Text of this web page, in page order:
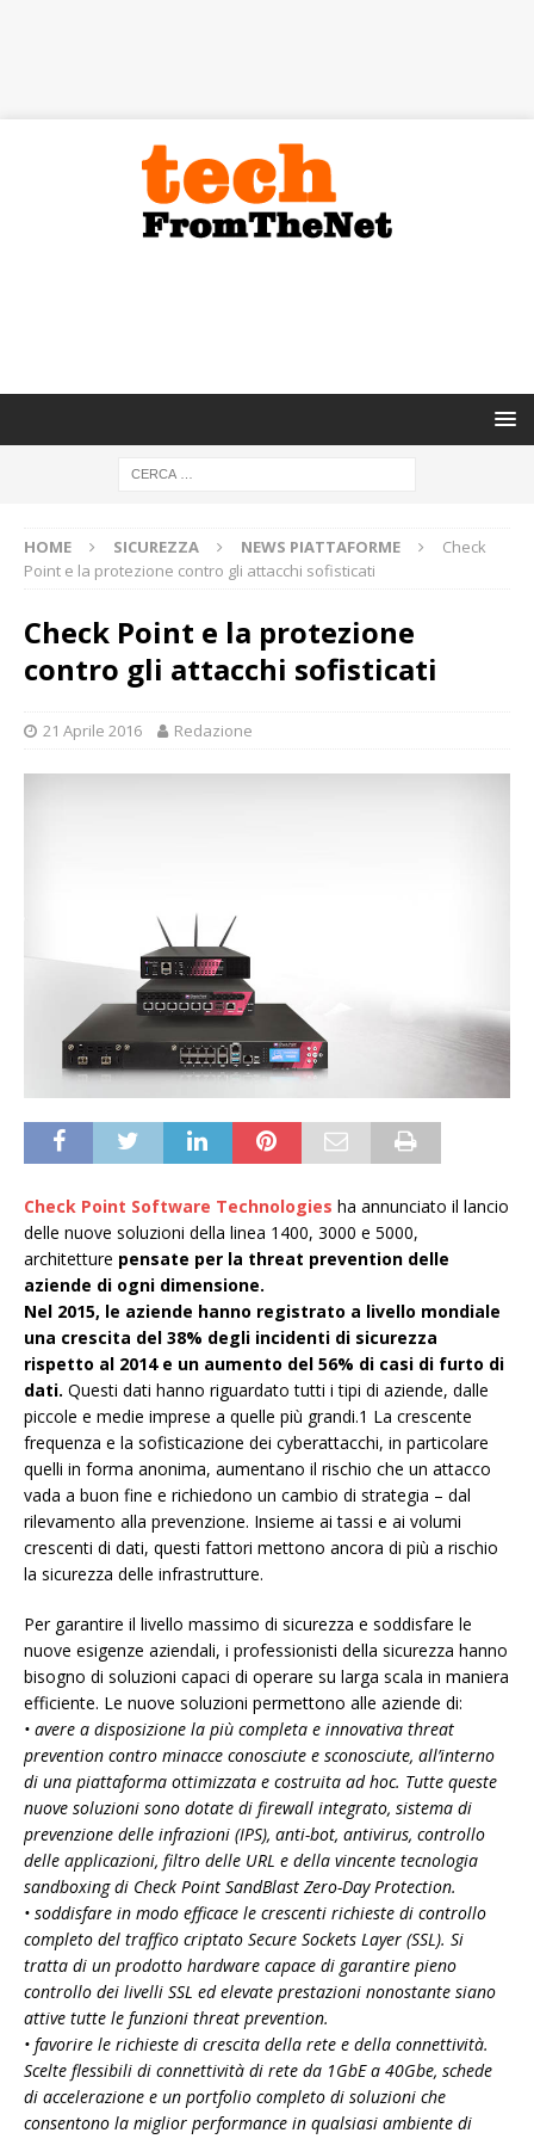
HOME SICUREZZA NEWS PIATTAFORME
Check
Point e la protezione contro gli attacchi sofisticati
Check Point e la protezione
contro gli attacchi sofisticati
21 Aprile 2016 Redazione
Check Point Software Technologies ha annunciato il lancio
delle nuove soluzioni della linea 1400, 3000 e 5000,
architetture pensate per la threat prevention delle
aziende di ogni dimensione.
Nel 2015, le aziende hanno registrato a livello mondiale
una crescita del 38% degli incidenti di sicurezza
rispetto al 2014 e un aumento del 56% di casi di furto di
dati. Questi dati hanno riguardato tutti i tipi di aziende, dalle
piccole e medie imprese a quelle più grandi.1 La crescente
frequenza e la sofisticazione dei cyberattacchi, in particolare
quelli in forma anonima, aumentano il rischio che un attacco
vada a buon fine e richiedono un cambio di strategia – dal
rilevamento alla prevenzione. Insieme ai tassi e ai volumi
crescenti di dati, questi fattori mettono ancora di più a rischio
la sicurezza delle infrastrutture.
Per garantire il livello massimo di sicurezza e soddisfare le
nuove esigenze aziendali, i professionisti della sicurezza hanno
bisogno di soluzioni capaci di operare su larga scala in maniera
efficiente. Le nuove soluzioni permettono alle aziende di:
• avere a disposizione la più completa e innovativa threat
prevention contro minacce conosciute e sconosciute, all’interno
di una piattaforma ottimizzata e costruita ad hoc. Tutte queste
nuove soluzioni sono dotate di firewall integrato, sistema di
prevenzione delle infrazioni (IPS), anti-bot, antivirus, controllo
delle applicazioni, filtro delle URL e della vincente tecnologia
sandboxing di Check Point SandBlast Zero-Day Protection.
• soddisfare in modo efficace le crescenti richieste di controllo
completo del traffico criptato Secure Sockets Layer (SSL). Si
tratta di un prodotto hardware capace di garantire pieno
controllo dei livelli SSL ed elevate prestazioni nonostante siano
attive tutte le funzioni threat prevention.
• favorire le richieste di crescita della rete e della connettività.
Scelte flessibili di connettività di rete da 1GbE a 40Gbe, schede
di accelerazione e un portfolio completo di soluzioni che
consentono la miglior performance in qualsiasi ambiente di